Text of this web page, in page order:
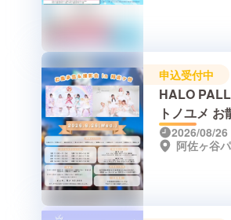
申込受付中
HALO
トノユメ
影会 in 阿佐
2026/08/26